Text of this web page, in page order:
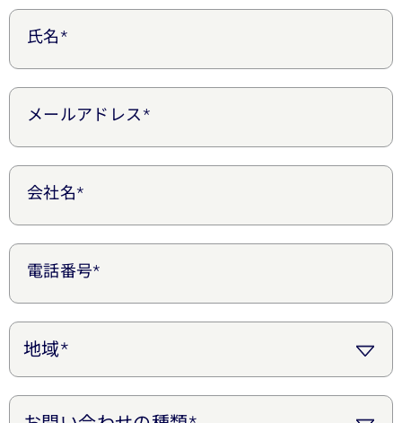
氏名*
メールアドレス*
会社名*
電話番号*